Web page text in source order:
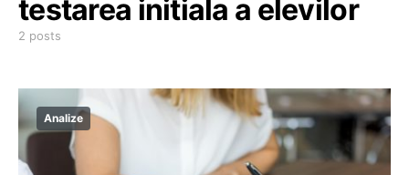
testarea initiala a elevilor
2 posts
Analize